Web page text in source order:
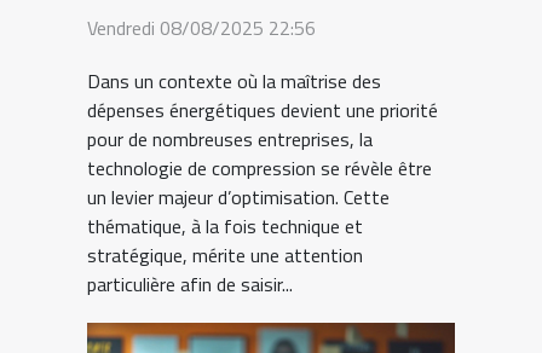
Vendredi 08/08/2025 22:56
Dans un contexte où la maîtrise des
dépenses énergétiques devient une priorité
pour de nombreuses entreprises, la
technologie de compression se révèle être
un levier majeur d’optimisation. Cette
thématique, à la fois technique et
stratégique, mérite une attention
particulière afin de saisir...